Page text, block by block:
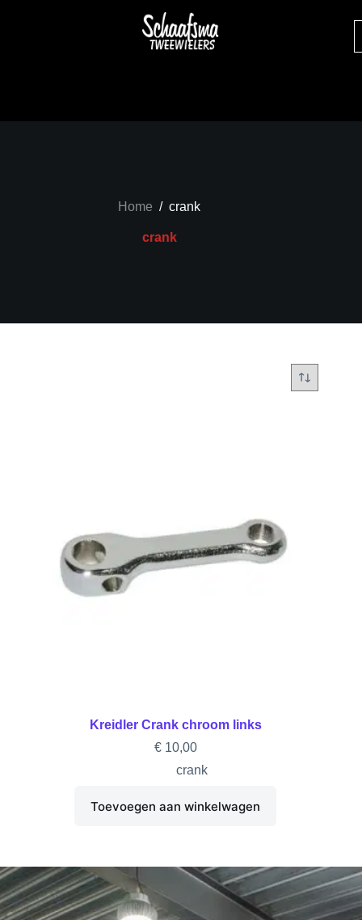
Home / crank
crank
Kreidler Crank chroom links
€10,00
crank
Toevoegen aan winkelwagen